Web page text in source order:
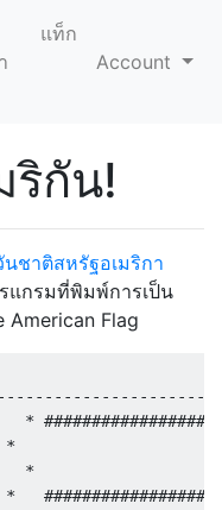
แท็ก
Account
ริกัน!
นชาติสหรัฐอเมริกา
แกรมที่พิมพ์การเป็น
American Flag
*
*